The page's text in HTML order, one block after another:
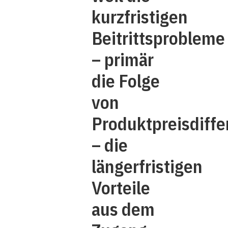
kurzfristigen
Beitrittsprobleme
– primär
die Folge
von
– die
längerfristigen
Vorteile
aus dem